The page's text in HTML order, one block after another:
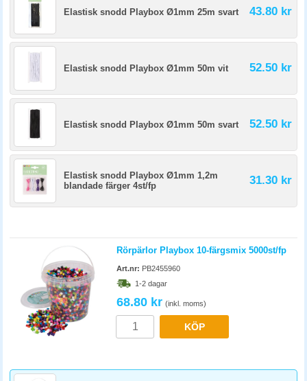
Elastisk snodd Playbox Ø1mm 25m svart 43.80 kr
Elastisk snodd Playbox Ø1mm 50m vit 52.50 kr
Elastisk snodd Playbox Ø1mm 50m svart 52.50 kr
Elastisk snodd Playbox Ø1mm 1,2m
blandade färger 4st/fp
31.30 kr
Rörpärlor Playbox 10-färgsmix 5000st/fp
Art.nr: PB2455960
1-2 dagar
68.80 kr (inkl. moms)
KÖP